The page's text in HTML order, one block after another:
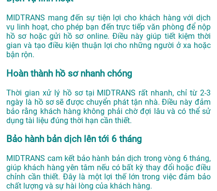
MIDTRANS mang đến sự tiện lợi cho khách hàng với dịch
vụ linh hoạt, cho phép bạn đến trực tiếp văn phòng để nộp
hồ sơ hoặc gửi hồ sơ online. Điều này giúp tiết kiệm thời
gian và tạo điều kiện thuận lợi cho những người ở xa hoặc
bận rộn.
Hoàn thành hồ sơ nhanh chóng
Thời gian xử lý hồ sơ tại MIDTRANS rất nhanh, chỉ từ 2-3
ngày là hồ sơ sẽ được chuyển phát tận nhà. Điều này đảm
bảo rằng khách hàng không phải chờ đợi lâu và có thể sử
dụng tài liệu đúng thời hạn cần thiết.
Bảo hành bản dịch lên tới 6 tháng
MIDTRANS cam kết bảo hành bản dịch trong vòng 6 tháng,
giúp khách hàng yên tâm nếu có bất kỳ thay đổi hoặc điều
chỉnh cần thiết. Đây là một lợi thế lớn trong việc đảm bảo
chất lượng và sự hài lòng của khách hàng.